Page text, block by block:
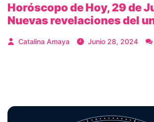
Horóscopo de Hoy, 29 de
Nuevas revelaciones del
Catalina Amaya Junio 28, 2024